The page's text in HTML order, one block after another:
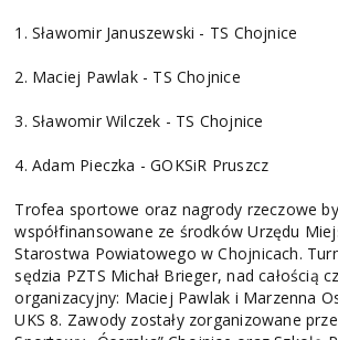
1. Sławomir Januszewski - TS Chojnice
2. Maciej Pawlak - TS Chojnice
3. Sławomir Wilczek - TS Chojnice
4. Adam Pieczka - GOKSiR Pruszcz
Trofea sportowe oraz nagrody rzeczowe
współfinansowane ze środków Urzędu
Starostwa Powiatowego w Chojnicach.
sędzia PZTS Michał Brieger, nad całością
organizacyjny: Maciej Pawlak i Marzenna
UKS 8. Zawody zostały zorganizowane